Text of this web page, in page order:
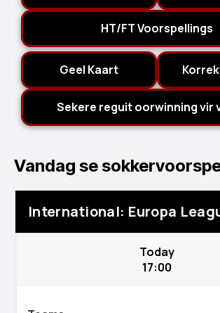
HT/FT Voorspellings
Geel Kaart
Sekere reguit oorwinning vir
Vandag se
International: Europa
Today
17:00